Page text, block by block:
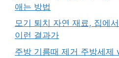
애는 방법
모기 퇴치 자연 재료, 집에
이런 결과가
주방 기름때 제거 주방세제